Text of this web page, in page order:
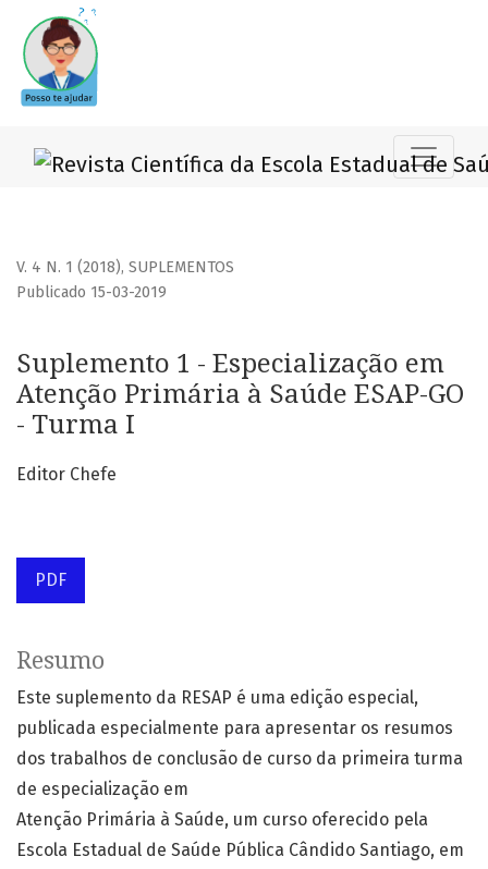
Suplemento 1 - Especialização em Atenção Primária à
V. 4 N. 1 (2018), SUPLEMENTOS
Suplemento 1 - Especialização em
Atenção Primária à Saúde ESAP-GO
- Turma I
Publicado 15-03-2019
Editor Chefe
PDF
Resumo
Este suplemento da RESAP é uma edição especial,
publicada especialmente para apresentar os resumos
dos trabalhos de conclusão de curso da primeira turma
de especialização em
Atenção Primária à Saúde, um curso oferecido pela
Escola Estadual de Saúde Pública Cândido Santiago, em